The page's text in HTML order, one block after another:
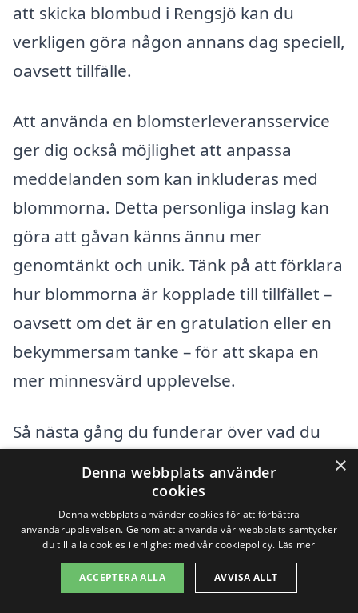
att skicka blombud i Rengsjö kan du
verkligen göra någon annans dag speciell,
oavsett tillfälle.
Att använda en blomsterleveransservice
ger dig också möjlighet att anpassa
meddelanden som kan inkluderas med
blommorna. Detta personliga inslag kan
göra att gåvan känns ännu mer
genomtänkt och unik. Tänk på att förklara
hur blommorna är kopplade till tillfället –
oavsett om det är en gratulation eller en
bekymmersam tanke – för att skapa en
mer minnesvärd upplevelse.
Så nästa gång du funderar över vad du
ditt liv, kom ihåg att det finns många
anledningar att skicka blombud i Rengsjö.
Med vår plattform är det enklare än
någonsin att hitta rätt blomsterleverans
×
Denna webbplats använder
cookies
Denna webbplats använder cookies för att förbättra
användarupplevelsen. Genom att använda vår webbplats samtycker
du till alla cookies i enlighet med vår cookiepolicy. Läs mer
ACCEPTERA ALLA AVVISA ALLT